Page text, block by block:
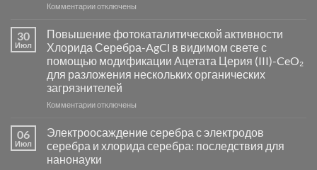
Комментариик
Пламенный
синтез
катализаторов
и
сенсоров
на
основе
группы
отключены
30
Июл
Повышение фотокаталитической активности
Хлорида Серебра-AgCl в видимом свете с
помощью модификации Ацетата Церия (III)-CeO₂
для разложения нескольких органических
загрязнителей
Комментариик
фотокаталитической
активности
Хлорида
отключены
06
Июл
Электроосаждение серебра с электродов
серебра и хлорида серебра: последствия для
нанонауки